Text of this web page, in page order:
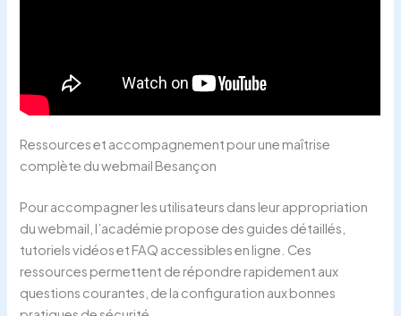
Ressources et accompagnement pour une maîtrise
complète du webmail Besançon
Pour accompagner les utilisateurs dans leur appropriation
du webmail, l’académie propose des guides détaillés,
tutoriels vidéos et FAQ accessibles en ligne. Ces
ressources permettent de répondre rapidement aux
questions courantes, de la configuration aux bonnes